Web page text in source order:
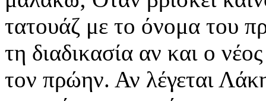
τατουάζ με το όνομα του
τη διαδικασία αν και ο
τον πρώην. Αν λέγεται